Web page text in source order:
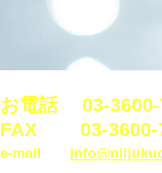
お電話 03-3600-
​FAX 03-3600-
e-mail